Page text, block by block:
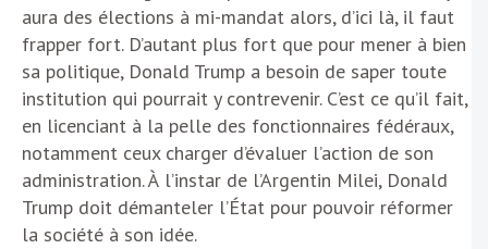
aura des élections à mi-mandat alors, d’ici là, il faut
frapper fort. D’autant plus fort que pour mener à bien
sa politique, Donald Trump a besoin de saper toute
institution qui pourrait y contrevenir. C’est ce qu’il fait,
en licenciant à la pelle des fonctionnaires fédéraux,
notamment ceux charger d’évaluer l’action de son
administration. À l’instar de l’Argentin Milei, Donald
Trump doit démanteler l’État pour pouvoir réformer
la société à son idée.